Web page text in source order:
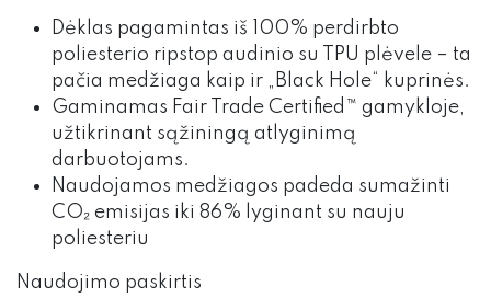
Dėklas pagamintas iš 100% perdirbto
poliesterio ripstop audinio su TPU plėvele – ta
pačia medžiaga kaip ir „Black Hole“ kuprinės.
Gaminamas Fair Trade Certified™ gamykloje,
užtikrinant sąžiningą atlyginimą
darbuotojams.
Naudojamos medžiagos padeda sumažinti
CO₂ emisijas iki 86% lyginant su nauju
poliesteriu
Naudojimo paskirtis